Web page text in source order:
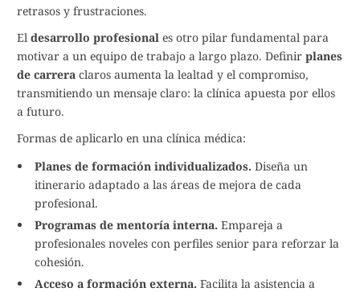
retrasos y frustraciones.
El desarrollo profesional es otro pilar fundamental para
motivar a un equipo de trabajo a largo plazo. Definir planes
de carrera claros aumenta la lealtad y el compromiso,
transmitiendo un mensaje claro: la clínica apuesta por ellos
a futuro.
Formas de aplicarlo en una clínica médica:
Planes de formación individualizados. Diseña un
itinerario adaptado a las áreas de mejora de cada
profesional.
Programas de mentoría interna. Empareja a
profesionales noveles con perfiles senior para reforzar la
cohesión.
Acceso a formación externa. Facilita la asistencia a